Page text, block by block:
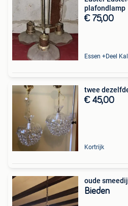
plafondlamp
€ 75,00
Essen +Deel
twee
€ 45,00
Kortrijk
oude
Bieden